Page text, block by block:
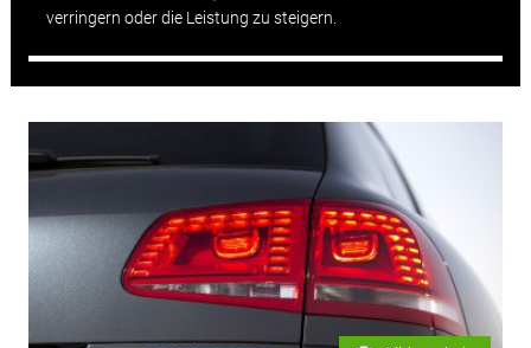
verringern oder die Leistung zu steigern.